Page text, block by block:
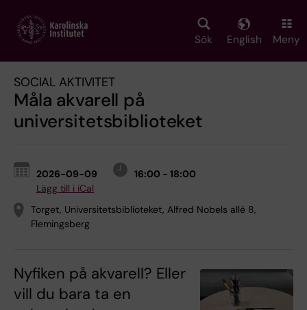
main
Sök English Meny
SOCIAL AKTIVITET
Måla akvarell på
universitetsbiblioteket
2026-09-09
16:00 - 18:00
Lägg till i iCal
Torget, Universitetsbiblioteket, Alfred Nobels allé 8,
Flemingsberg
Nyfiken på akvarell? Eller
vill du bara ta en